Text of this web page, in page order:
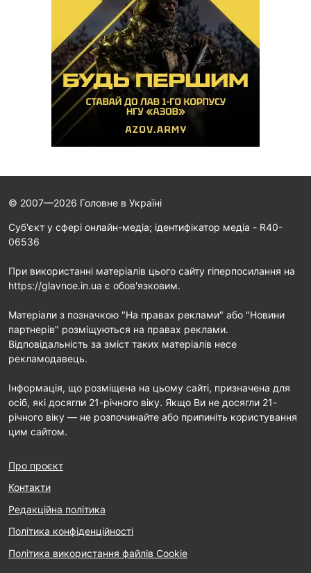
© 2007—2026 Головне в Україні
Cуб'єкт у сфері онлайн-медіа; ідентифікатор медіа - R40-
06536
При використанні матеріалів цього сайту гіперпосилання на
https://glavnoe.in.ua є обов'язковим.
Матеріали з позначкою "На правах реклами" або "Новини
партнерів" розміщуються на правах реклами.
Відповідальність за зміст таких матеріалів несе
рекламодавець.
Інформація, що розміщена на цьому сайті, призначена для
осіб, які досягли 21-річного віку. Якщо Ви не досягли 21-
річного віку — не розпочинайте або припиніть користування
цим сайтом.
Про проєкт
Контакти
Редакційна політика
Політика конфіденційності
Політика використання файлів Cookie